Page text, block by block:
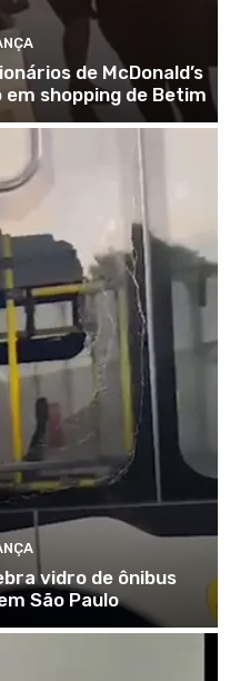
de McDonald’s
shopping de Betim
vidro de ônibus
São Paulo